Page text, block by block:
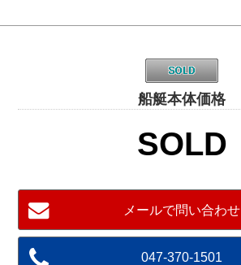
船艇本体価格
SOLD
メールで問い合わせ
047-370-1501